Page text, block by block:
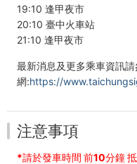
19:10 逢甲夜市
20:10 臺中火車站
21:10 逢甲夜市
最新消息及更多乘車資訊請
網:https://
注意事項
*請於發車時間 前10分鐘